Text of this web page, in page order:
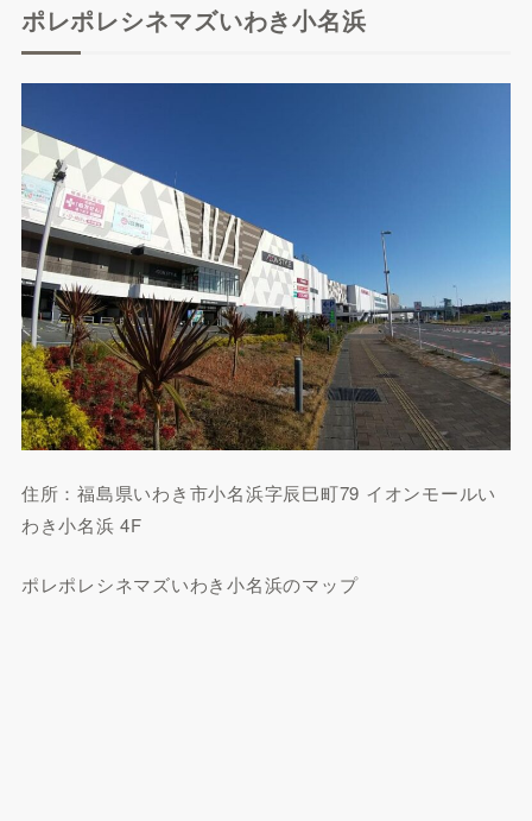
ポレポレシネマズいわき小名浜
住所：福島県いわき市小名浜字辰巳町79 イオンモールい
わき小名浜 4F
ポレポレシネマズいわき小名浜のマップ